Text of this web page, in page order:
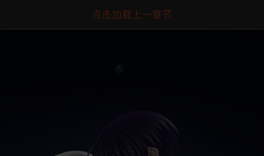
点击加载上一章节